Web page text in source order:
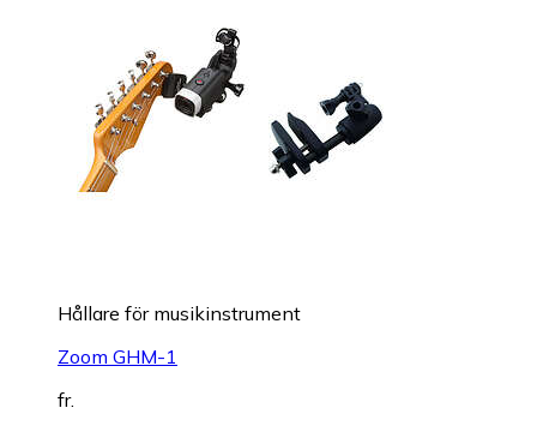
Hållare för musikinstrument
Zoom GHM-1
fr.